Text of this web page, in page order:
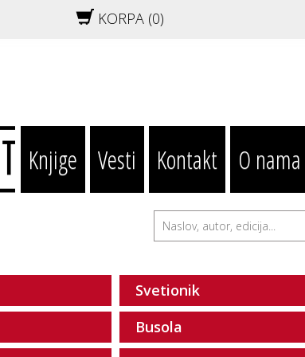
KORPA (0)
Knjige Vesti Kontakt O nama
Svetionik
Busola